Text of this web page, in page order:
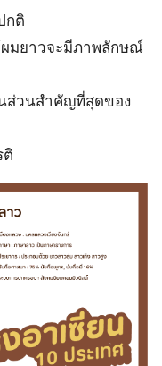
กติ
มยาวจะมีภาพลักษณ์
ส่วนสำคัญที่สุดของ
ติ